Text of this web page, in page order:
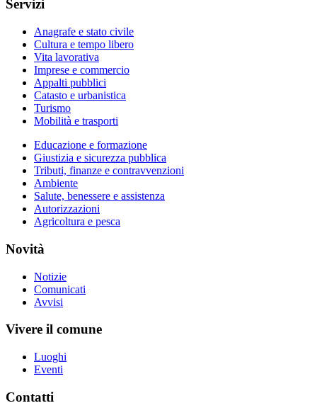
Servizi
Anagrafe e stato civile
Cultura e tempo libero
Vita lavorativa
Imprese e commercio
Appalti pubblici
Catasto e urbanistica
Turismo
Mobilità e trasporti
Educazione e formazione
Giustizia e sicurezza pubblica
Tributi, finanze e contravvenzioni
Ambiente
Salute, benessere e assistenza
Autorizzazioni
Agricoltura e pesca
Novità
Notizie
Comunicati
Avvisi
Vivere il comune
Luoghi
Eventi
Contatti